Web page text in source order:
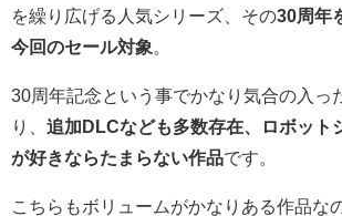
を繰り広げる人気シリーズ、その30周年
今回のセール対象
30周年記念という事でかなり気合の入っ
り、 追加DLCなども多数存在、ロボット
が好きならたまらない作品です。
こちらもボリュームがかなりある作品な